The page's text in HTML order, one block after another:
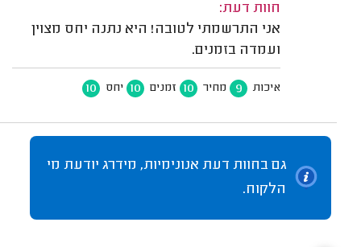
חוות דעת:
אני התרשמתי לטובה! היא נתנה יחס מצוין
ועמדה בזמנים.
איכות 9 מחיר 10 זמנים 10 יחס 10
גם בחוות דעת אנונימיות, מידרג יודעת מי
הלקוח.